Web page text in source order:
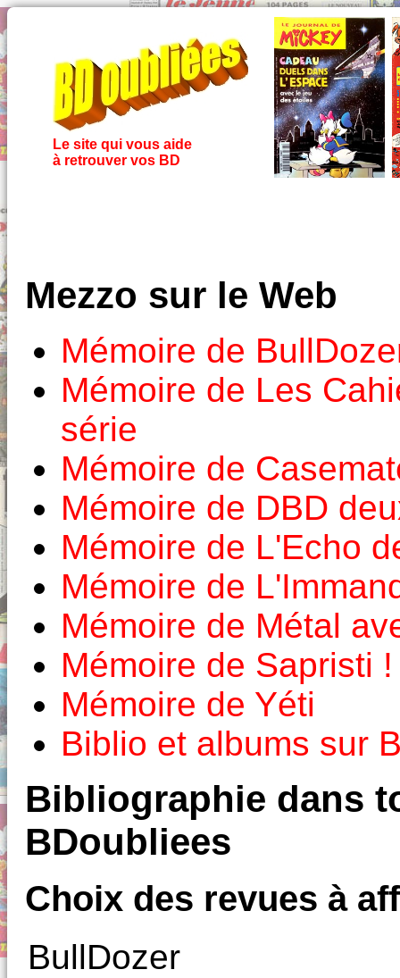
Le site qui vous aide
à retrouver vos BD
Mezzo sur le Web
Mémoire de
Mémoire de Les
série
Mémoire de
Mémoire de DBD
Mémoire de L'Echo
Mémoire de
Mémoire de Métal
Mémoire de Sapristi !
Mémoire de Yéti
Biblio et albums sur
Bibliographie dans
BDoubliees
Choix des revues à
BullDozer